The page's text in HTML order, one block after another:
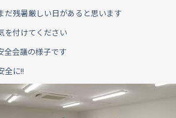
e
だ残暑厳しい日があると思います
を付けてください
全会議の様子です
全に!!